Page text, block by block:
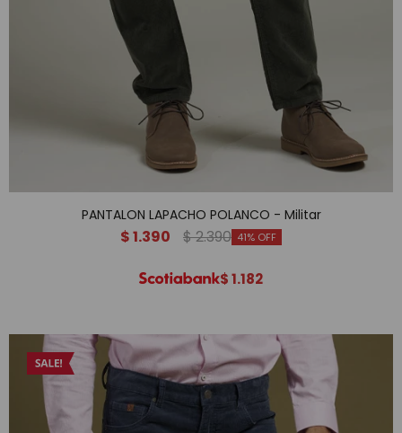
PANTALON LAPACHO POLANCO - Militar
$1.390 $2.390 41
$1.182